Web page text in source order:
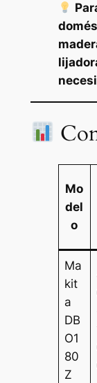
Mo
del
o
Ma
kit
a
DB
O1
80
Z